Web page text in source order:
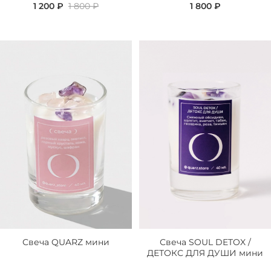
1 200 ₽ 1 800 ₽ 1 800 ₽
Свеча QUARZ мини
Свеча SOUL DETOX /
ДЕТОКС ДЛЯ ДУШИ мини